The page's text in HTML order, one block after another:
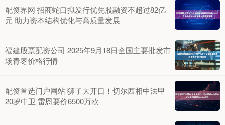
配资界网 招商蛇口拟发行优先股融资不超过82亿
元 助力资本结构优化与高质量发展
福建股票配资公司 2025年9月18日全国主要批发市
场青枣价格行情
配资首选门户网站 狮子大开口！切尔西相中法甲
20岁中卫 雷恩要价6500万欧